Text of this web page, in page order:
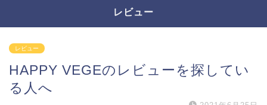
レビュー
レビュー
HAPPY VEGEのレビューを探してい
る人へ